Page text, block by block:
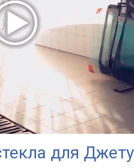
для